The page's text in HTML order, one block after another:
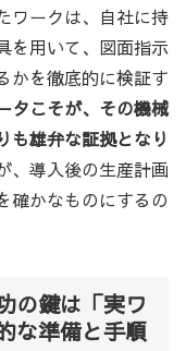
ワークは、自社に持
を用いて、図面指示
かを徹底的に検証す
タこそが、その機械
も雄弁な証拠となり
、導入後の生産計画
確かなものにするの
の鍵は「実ワ
な準備と手順